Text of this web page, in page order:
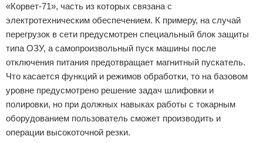
«Корвет-71», часть из которых связана с
электротехническим обеспечением. К примеру, на случай
перегрузок в сети предусмотрен специальный блок защиты
типа ОЗУ, а самопроизвольный пуск машины после
отключения питания предотвращает магнитный пускатель.
Что касается функций и режимов обработки, то на базовом
уровне предусмотрено решение задач шлифовки и
полировки, но при должных навыках работы с токарным
оборудованием пользователь сможет производить и
операции высокоточной резки.